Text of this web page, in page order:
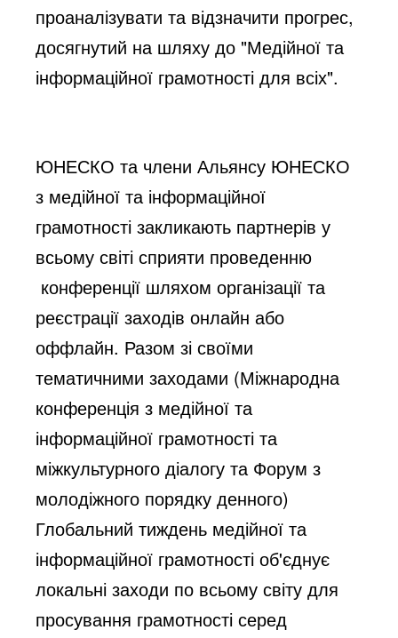
проаналізувати та відзначити прогрес,
досягнутий на шляху до "Медійної та
інформаційної грамотності для всіх".
ЮНЕСКО та члени Альянсу ЮНЕСКО
з медійної та інформаційної
грамотності закликають партнерів у
всьому світі сприяти проведенню
конференції шляхом організації та
реєстрації заходів онлайн або
оффлайн. Разом зі своїми
тематичними заходами (Міжнародна
конференція з медійної та
інформаційної грамотності та
міжкультурного діалогу та Форум з
молодіжного порядку денного)
Глобальний тиждень медійної та
інформаційної грамотності об'єднує
локальні заходи по всьому світу для
просування грамотності серед